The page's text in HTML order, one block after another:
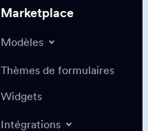
Marketplace
Modèles
Thèmes de formulaires
Widgets
Intégrations